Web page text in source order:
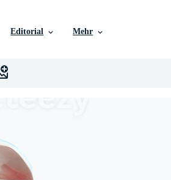
Editorial Mehr